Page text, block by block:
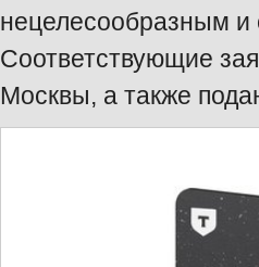
нецелесообразным и
Соответствующие
Москвы, а также